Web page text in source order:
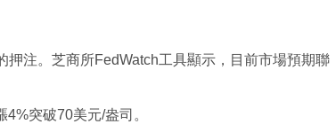
注。芝商所FedWatch工具顯示，目前市場預期聯
突破70美元/盎司。